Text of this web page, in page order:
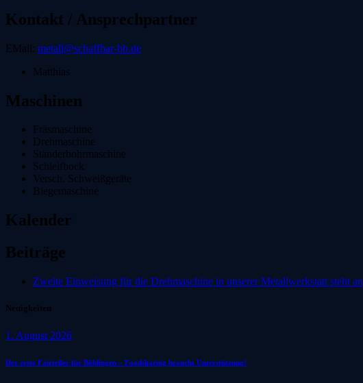
Kontakt / Ansprechpartner
EMail: metall@schaffbar-bb.de
Matthias
Maschinen
Fräsmaschine
Drehmaschine
Ständerbohrmaschine
Schleifbock
Versch. Schweißgeräte
Biegemaschine
Kalender
Beiträge
Zweite Einweisung für die Drehmaschine in unserer Metallwerkstatt steht an
Neuigkeiten
1. August 2026
Der erste Fairteiler für Böblingen – Foodsharing braucht Unterstützung!